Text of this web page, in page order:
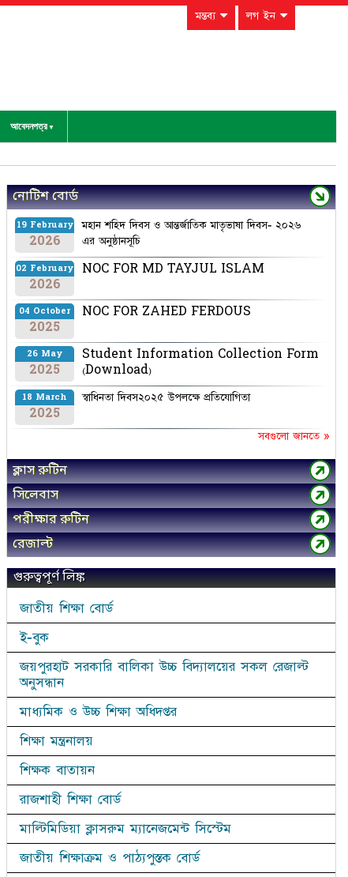
মন্তব্য লগ ইন
আবেদনপত্র
নোটিশ বোর্ড
19 February
2026
মহান শহিদ দিবস ও আন্তর্জাতিক মাতৃভাষা দিবস- ২০২৬
এর অনুষ্ঠানসূচি
02 February
2026
NOC FOR MD TAYJUL ISLAM
04 October
2025
NOC FOR ZAHED FERDOUS
26 May
2025
Student Information Collection Form
(Download)
18 March
2025
স্বাধিনতা দিবস২০২৫ উপলক্ষে প্রতিযোগিতা
সবগুলো জানতে »
ক্লাস রুটিন
সিলেবাস
পরীক্ষার রুটিন
রেজাল্ট
গুরুত্বপূর্ণ লিঙ্ক
জাতীয় শিক্ষা বোর্ড
ই-বুক
জয়পুরহাট সরকারি বালিকা উচ্চ বিদ্যালয়ের সকল রেজাল্ট
অনুসন্ধান
মাধ্যমিক ও উচ্চ শিক্ষা অধিদপ্তর
শিক্ষা মন্ত্রনালয়
শিক্ষক বাতায়ন
রাজশাহী শিক্ষা বোর্ড
মাল্টিমিডিয়া ক্লাসরুম ম্যানেজমেন্ট সিস্টেম
জাতীয় শিক্ষাক্রম ও পাঠ্যপুস্তক বোর্ড